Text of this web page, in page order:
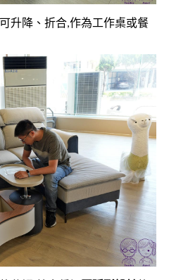
可升降、折合,作為工作桌或餐